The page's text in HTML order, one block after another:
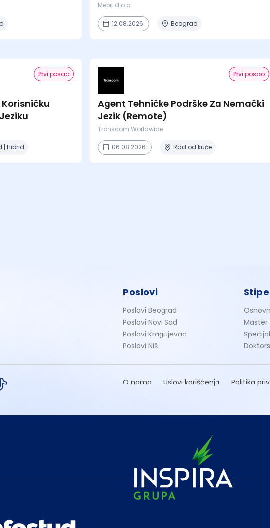
Mebit d.o.o.
12.08.2026. Beograd
Prvi posao
| Hibrid
Prvi posao
Agent Tehničke Podrške Za Nemački
Jezik (Remote)
Transcom Worldwide
06.08.2026. Rad od kuće
Poslovi
Poslovi Beograd
Poslovi Novi Sad
Poslovi Kragujevac
Poslovi Niš
Master
O nama Uslovi korišćenja Politika